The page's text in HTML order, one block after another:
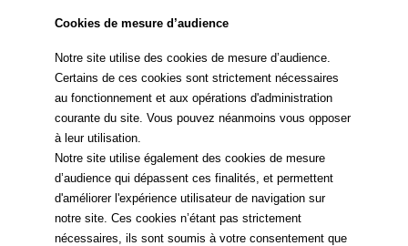
Cookies de mesure d’audience
Notre site utilise des cookies de mesure d’audience.
Certains de ces cookies sont strictement nécessaires
au fonctionnement et aux opérations d'administration
courante du site. Vous pouvez néanmoins vous opposer
à leur utilisation.
Notre site utilise également des cookies de mesure
d’audience qui dépassent ces finalités, et permettent
d'améliorer l'expérience utilisateur de navigation sur
notre site. Ces cookies n’étant pas strictement
nécessaires, ils sont soumis à votre consentement que